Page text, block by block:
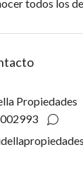
todos los
Propiedades